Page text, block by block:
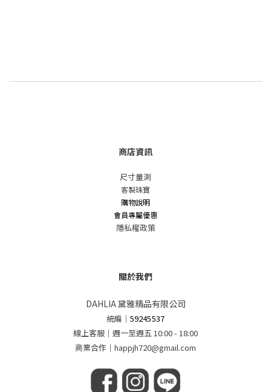
商店資訊
尺寸量測
客製珠寶
購物說明
會員專屬優惠
隱私權政策
關於我們
DAHLIA 黛雅精品有限公司
統編 ｜59245537
線上客服｜週一至週五 10:00 - 18:00
商業合作｜happjh720@gmail.com